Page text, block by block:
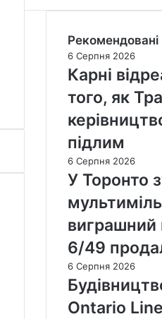
Рекомендовані
6 Серпня 2026
Карні
того, як
підлим
6 Серпня 2026
У Торонто
виграшний
6/49
6 Серпня 2026
Ontario